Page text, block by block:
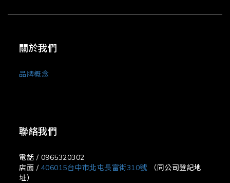
關於我們
品牌概念
聯絡我們
電話 / 0965320302
店面 / 406015台中市北屯長富街310號（同公司登記地
址）